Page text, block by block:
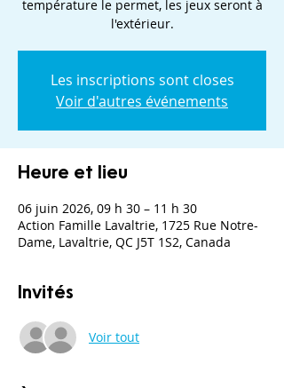
température le permet, les jeux seront à
l'extérieur.
Les inscriptions sont closes
Voir d'autres événements
Heure et lieu
06 juin 2026, 09 h 30 – 11 h 30
Action Famille Lavaltrie, 1725 Rue Notre-
Dame, Lavaltrie, QC J5T 1S2, Canada
Invités
Voir tout